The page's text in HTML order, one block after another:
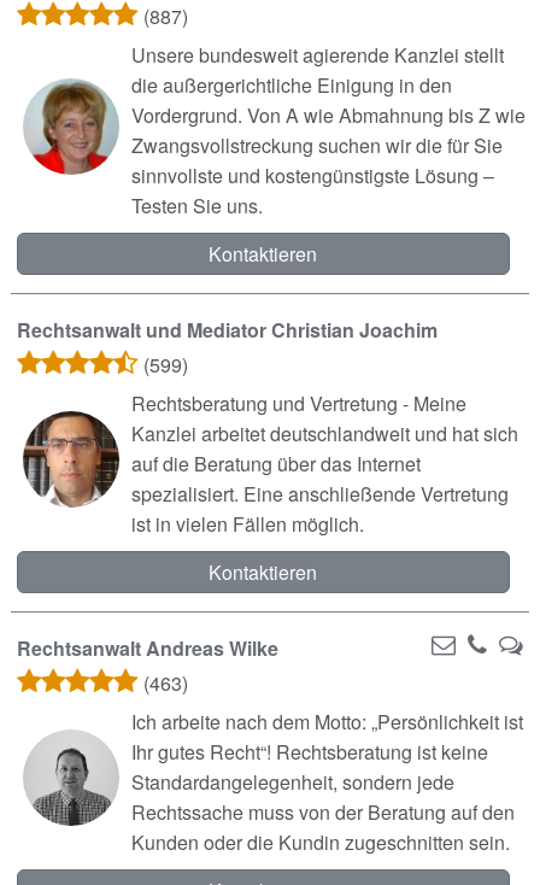
(887)
Unsere bundesweit agierende Kanzlei stellt
die außergerichtliche Einigung in den
Vordergrund. Von A wie Abmahnung bis Z wie
Zwangsvollstreckung suchen wir die für Sie
sinnvollste und kostengünstigste Lösung –
Testen Sie uns.
Kontaktieren
Rechtsanwalt und Mediator Christian Joachim
(599)
Rechtsberatung und Vertretung - Meine
Kanzlei arbeitet deutschlandweit und hat sich
auf die Beratung über das Internet
spezialisiert. Eine anschließende Vertretung
ist in vielen Fällen möglich.
Kontaktieren
Rechtsanwalt Andreas Wilke
(463)
Ich arbeite nach dem Motto: „Persönlichkeit ist
Ihr gutes Recht“! Rechtsberatung ist keine
Standardangelegenheit, sondern jede
Rechtssache muss von der Beratung auf den
Kunden oder die Kundin zugeschnitten sein.